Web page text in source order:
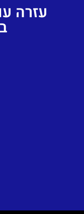
עזרה